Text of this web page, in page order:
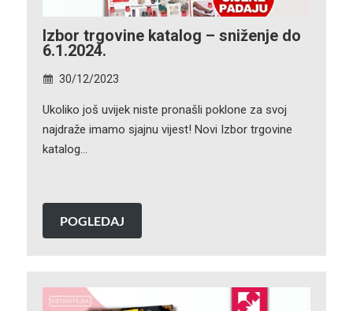
Izbor trgovine katalog – sniženje do
6.1.2024.
30/12/2023
Ukoliko još uvijek niste pronašli poklone za svoj
najdraže imamo sjajnu vijest! Novi Izbor trgovine
katalog…
POGLEDAJ